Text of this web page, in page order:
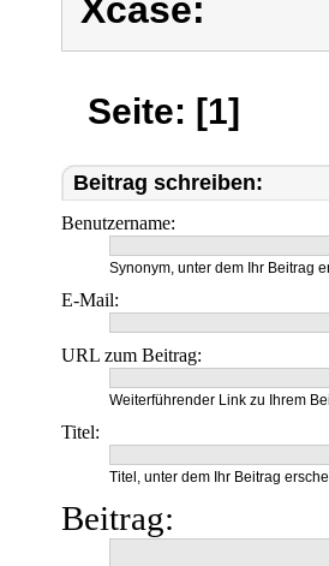
Xcase:
Seite: [1]
Beitrag schreiben:
Benutzername:
Synonym, unter dem Ihr Beitrag
E-Mail:
URL zum Beitrag:
Weiterführender Link zu Ihrem
Titel:
Titel, unter dem Ihr Beitrag
Beitrag: